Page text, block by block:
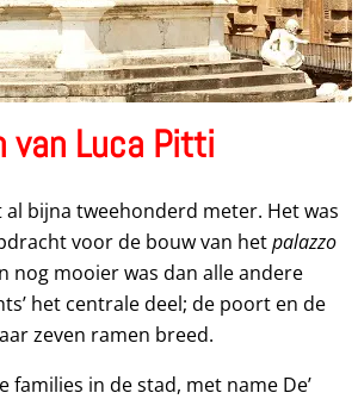
van Luca Pitti
bijna tweehonderd meter. Het was
voor de bouw van hetpalazzo
nog mooier was dan alle andere
het centrale deel; de poort en de
zeven ramen breed.
in de stad, met name De’